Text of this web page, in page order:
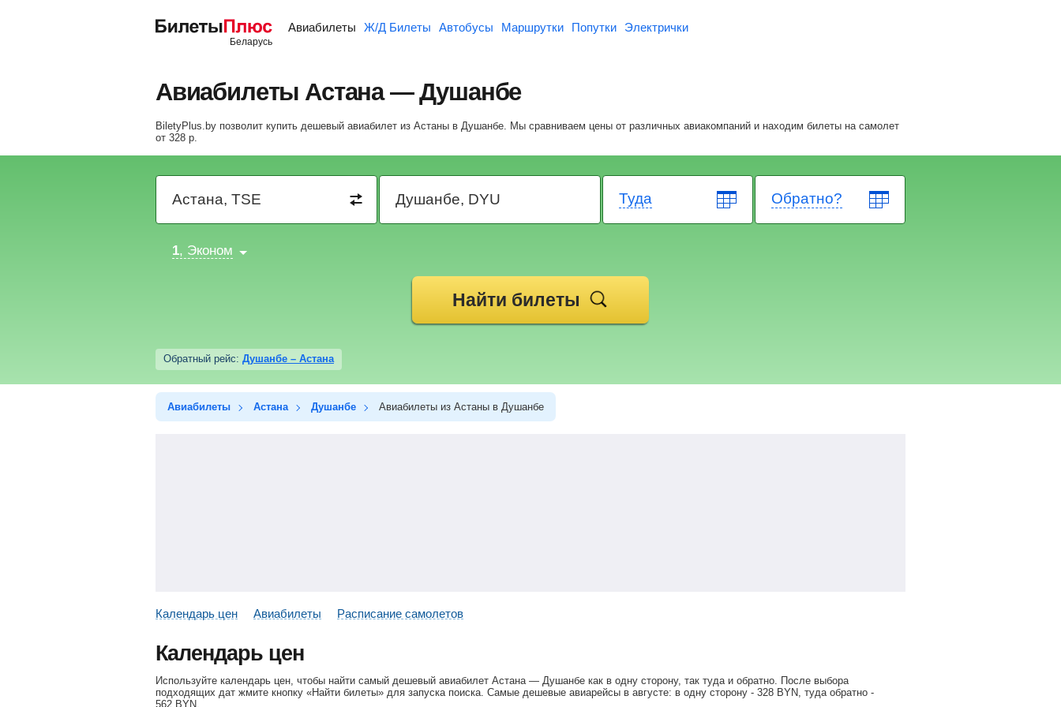
Авиабилеты Ж/Д Билеты Автобусы Маршрутки Попутки Электрички
Авиабилеты Астана — Душанбе
BiletyPlus.by позволит купить дешевый авиабилет из Астаны в Душанбе. Мы сравниваем цены от различных авиакомпаний и находим билеты на самолет
от 328 р.
Туда Обратно?
1, Эконом
Найти билеты
Обратный рейс: Душанбе – Астана
Авиабилеты Астана Душанбе Авиабилеты из Астаны в Душанбе
Календарь цен Авиабилеты Расписание самолетов
Календарь цен
Используйте календарь цен, чтобы найти самый дешевый авиабилет Астана — Душанбе как в одну сторону, так туда и обратно. После выбора
подходящих дат жмите кнопку «Найти билеты» для запуска поиска. Самые дешевые авиарейсы в августе: в одну сторону - 328 BYN, туда обратно -
562 BYN.